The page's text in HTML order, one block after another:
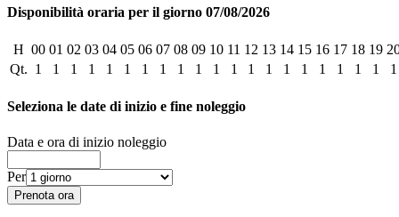
Disponibilità oraria per il giorno 07/08/2026
H 00 01 02 03 04 05 06 07 08 09 10 11 12 13 14 15 16 17 18 19
Qt. 1 1 1 1 1 1 1 1 1 1 1 1 1 1 1 1 1 1 1 1 1
Seleziona le date di inizio e fine noleggio
Data e ora di inizio noleggio
Per